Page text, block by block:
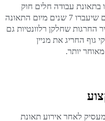
בתאונת עבודה חלים חוק
ההתיישנות ויש להגיש את התביעה טרם שיעברו 7 שנים מיום התאונה
החרגות שחלקן רלוונטיות גם
גוף החריג את מניין
יותר.
מעסיק לאחר אירוע תאונת